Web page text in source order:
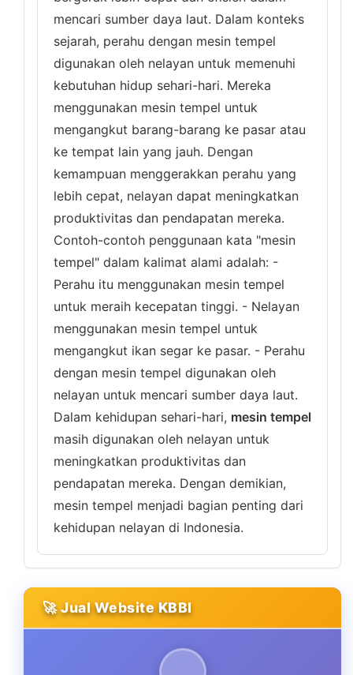
mencari sumber daya laut. Dalam konteks
sejarah, perahu dengan mesin tempel
digunakan oleh nelayan untuk memenuhi
kebutuhan hidup sehari-hari. Mereka
menggunakan mesin tempel untuk
mengangkut barang-barang ke pasar atau
ke tempat lain yang jauh. Dengan
kemampuan menggerakkan perahu yang
lebih cepat, nelayan dapat meningkatkan
produktivitas dan pendapatan mereka.
Contoh-contoh penggunaan kata "mesin
tempel" dalam kalimat alami adalah: -
Perahu itu menggunakan mesin tempel
untuk meraih kecepatan tinggi. - Nelayan
menggunakan mesin tempel untuk
mengangkut ikan segar ke pasar. - Perahu
dengan mesin tempel digunakan oleh
nelayan untuk mencari sumber daya laut.
Dalam kehidupan sehari-hari, mesin tempel
masih digunakan oleh nelayan untuk
meningkatkan produktivitas dan
pendapatan mereka. Dengan demikian,
mesin tempel menjadi bagian penting dari
kehidupan nelayan di Indonesia.
🚀 Jual Website KBBI